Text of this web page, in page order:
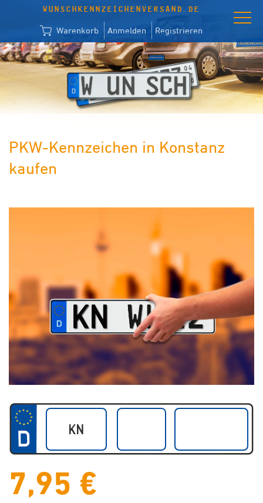
WUNSCHKENNZEICHENVERSAND.DE
Warenkorb Anmelden Registrieren
PKW-Kennzeichen in Konstanz
kaufen
7,95 €